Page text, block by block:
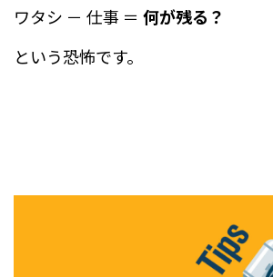
ワタシ － 仕事 ＝ 何が残る？
という恐怖です。